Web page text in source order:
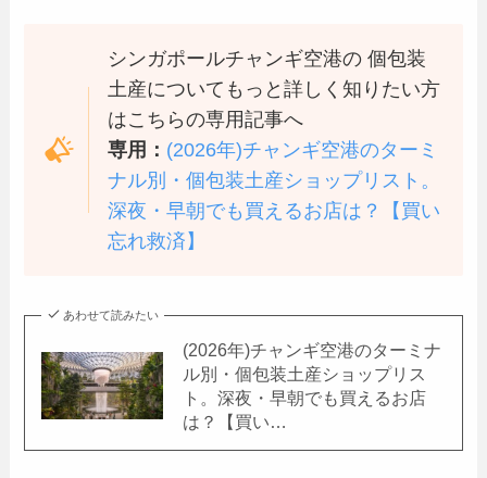
シンガポールチャンギ空港の 個包装
土産についてもっと詳しく知りたい方
はこちらの専用記事へ
専用： (2026年)チャンギ空港のターミ
ナル別・個包装土産ショップリスト。
深夜・早朝でも買えるお店は？【買い
忘れ救済】
あわせて読みたい
(2026年)チャンギ空港のターミナ
ル別・個包装土産ショップリス
ト。深夜・早朝でも買えるお店
は？【買い…